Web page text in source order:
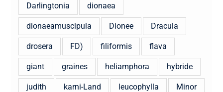
Darlingtonia dionaea
dionaeamuscipula Dionee Dracula
drosera FD) filiformis flava
giant graines heliamphora hybride
judith karni-Land leucophylla Minor